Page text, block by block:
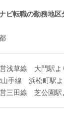
ビ転職の勤務地
浅草線 大門駅よ
山手線 浜松町駅よ
三田線 芝公園駅